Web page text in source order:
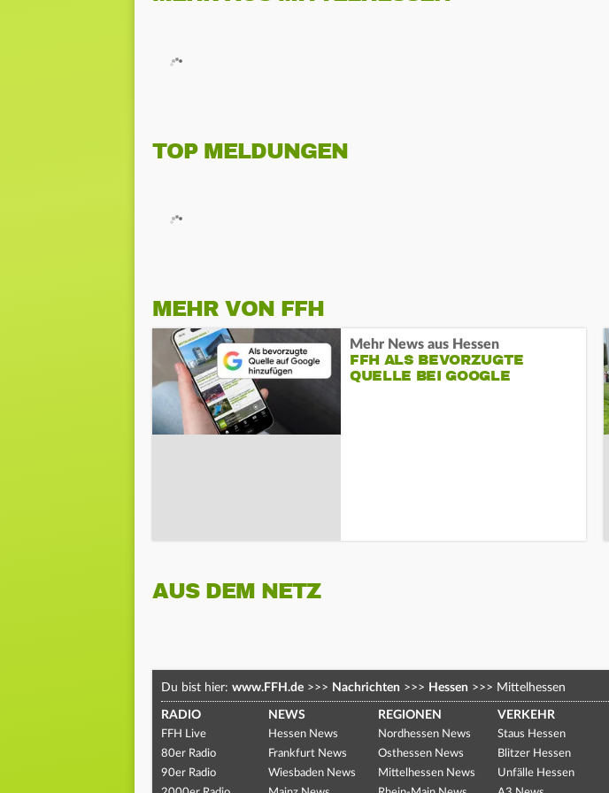
TOP MELDUNGEN
MEHR VON FFH
Mehr News aus Hessen
FFH ALS BEVORZUGTE
QUELLE BEI GOOGLE
AUS DEM NETZ
Du bist hier: www.FFH.de >>> Nachrichten >>> Hessen >>> Mittelhessen
RADIO
FFH Live
80er Radio
90er Radio
NEWS
Hessen News
Frankfurt News
Wiesbaden News
REGIONEN
Nordhessen News
Osthessen News
Mittelhessen News
VERKEHR
Staus Hessen
Blitzer Hessen
Unfälle Hessen